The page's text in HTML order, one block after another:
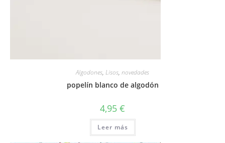
Algodones, Lisos, novedades
popelín blanco de algodón
4,95 €
Leer más